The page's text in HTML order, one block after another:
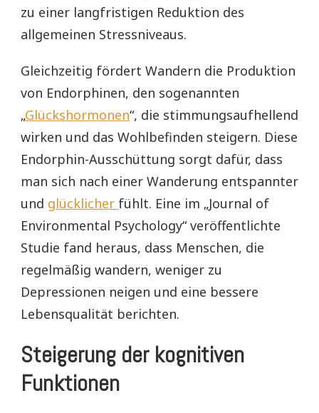
zu einer langfristigen Reduktion des
allgemeinen Stressniveaus.
Gleichzeitig fördert Wandern die Produktion
von Endorphinen, den sogenannten
„Glückshormonen“, die stimmungsaufhellend
wirken und das Wohlbefinden steigern. Diese
Endorphin-Ausschüttung sorgt dafür, dass
man sich nach einer Wanderung entspannter
und glücklicher fühlt. Eine im „Journal of
Environmental Psychology“ veröffentlichte
Studie fand heraus, dass Menschen, die
regelmäßig wandern, weniger zu
Depressionen neigen und eine bessere
Lebensqualität berichten.
Steigerung der kognitiven
Funktionen